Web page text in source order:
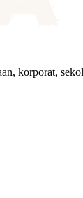
korporat,